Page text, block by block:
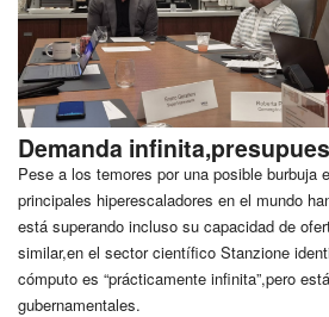
Demanda
Pese a los temores por una posible burbuja
principales hiperescaladores en el mundo
está superando incluso su capacidad de
similar,en el sector científico Stanzione
cómputo es “prácticamente infinita”,pero
gubernamentales.